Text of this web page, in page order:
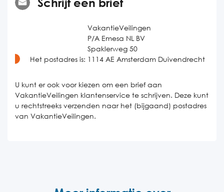
Het postadres is:
VakantieVeilingen
P/A Emesa NL BV
Spaklerweg 50
1114 AE Amsterdam Duivendrecht
U kunt er ook voor kiezen om een brief aan
VakantieVeilingen klantenservice te schrijven. Deze kunt
u rechtstreeks verzenden naar het (bijgaand) postadres
van VakantieVeilingen.